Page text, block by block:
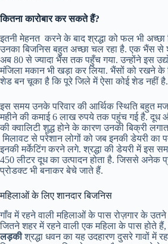
कितना कारोबार कर सकते हैं?
इतनी मेहनत करने के बाद श्रद्धा को फल भी
उनका बिजनिस बहुत अच्छा चल रहा है. एक भैंस
अब 80 से ज्यादा भैंस तक पहुँच गया. उन्होंने इस
मंजिला मकान भी खड़ा कर लिया. भैंसों को रखने के
शेड बन चूका है कि पूरे जिले में ऐसा कोई शेड नहीं है.
इस समय उनके परिवार की आर्थिक स्थिति बहुत
महीने की कमाई 6 लाख रुपये तक पहुंच गई है. दूध
की क्वालिटी शुद्ध होने के कारण उनकी बिक्री
मिलावट से परेशान लोगों को जब इनकी डेयरी का
इनकी मर्केटिंग करने लगे. श्रद्धा की डेयरी में इस
450 लीटर दूध का उत्पादन होता है. जिससे अनेक
प्रोडक्ट भी बनाकर बेचे जाते हैं.
महिलाओं के लिए शानदार बिजनिस
गाँव में रहने वाली महिलाओं के पास रोज़गार के उतने
जितने शहर में रहने वाली एक महिला के पास होते
लड़कीश्रद्धा धवन का यह उदहारण दुसरे गावों में